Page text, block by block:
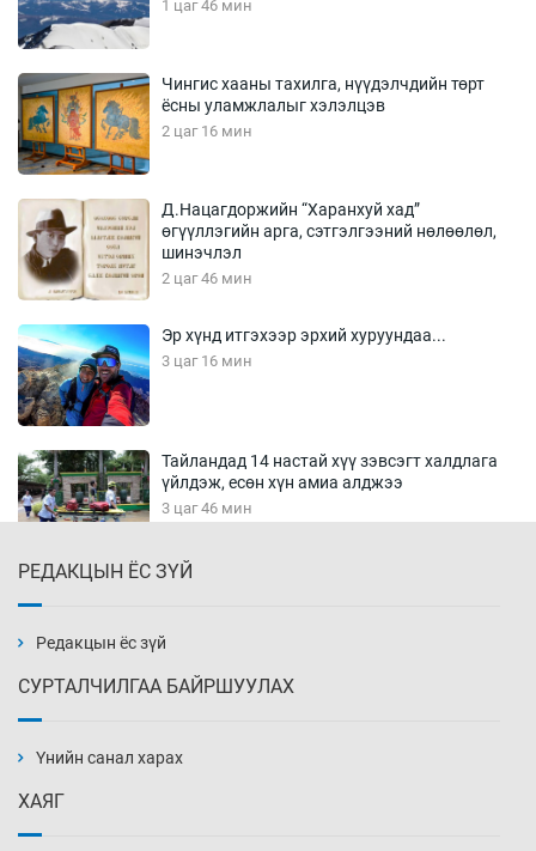
1 цаг 46 мин
Чингис хааны тахилга, нүүдэлчдийн төрт
ёсны уламжлалыг хэлэлцэв
2 цаг 16 мин
Д.Нацагдоржийн “Харанхуй хад”
өгүүллэгийн арга, сэтгэлгээний нөлөөлөл,
шинэчлэл
2 цаг 46 мин
Эр хүнд итгэхээр эрхий хуруундаа...
3 цаг 16 мин
Тайландад 14 настай хүү зэвсэгт халдлага
үйлдэж, есөн хүн амиа алджээ
3 цаг 46 мин
4 цаг 46 мин
РЕДАКЦЫН ЁС ЗҮЙ
Редакцын ёс зүй
СУРТАЛЧИЛГАА БАЙРШУУЛАХ
Үнийн санал харах
ХАЯГ